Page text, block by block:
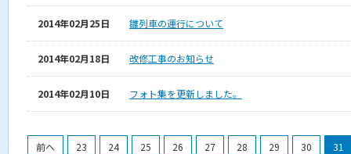
2014年02月25日 雛列車の運行について
2014年02月18日 改修工事のお知らせ
2014年02月10日 フォト集を更新しました。
前へ 23 24 25 26 27 28 29 30 31